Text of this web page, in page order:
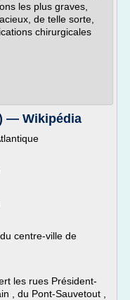
les plus graves,
de telle sorte,
chirurgicales
— Wikipédia
centre-ville de
les rues Président-
, du Pont-Sauvetout ,